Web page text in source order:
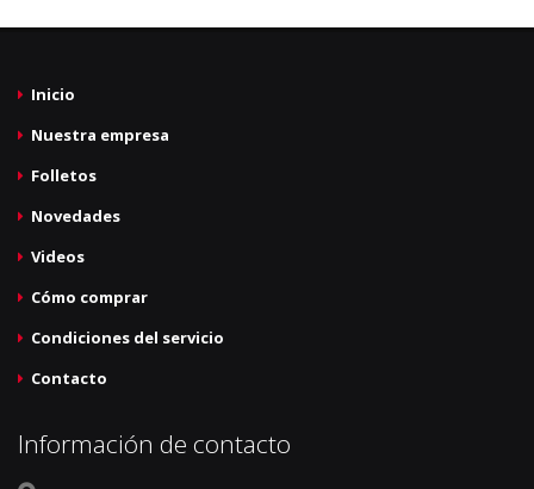
Inicio
Nuestra empresa
Folletos
Novedades
Videos
Cómo comprar
Condiciones del servicio
Contacto
Información de contacto